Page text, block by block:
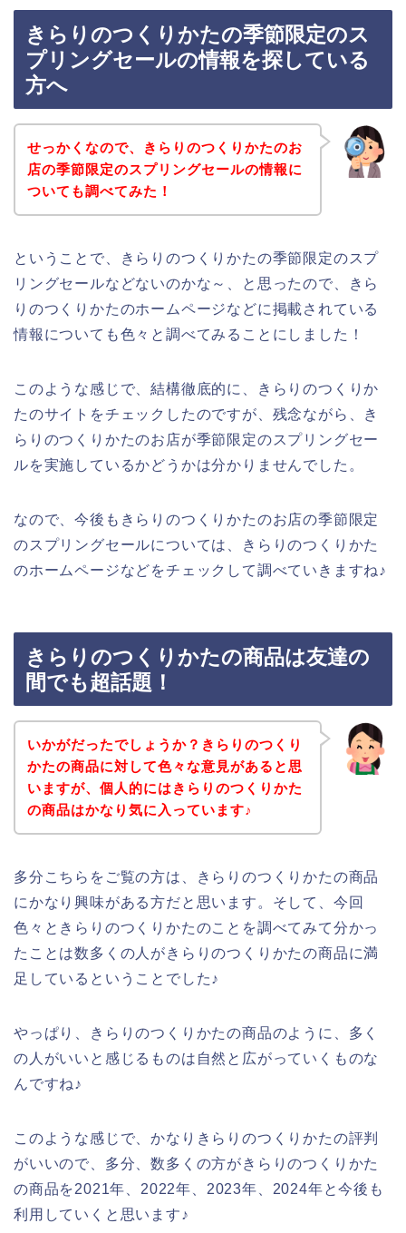
きらりのつくりかたの季節限定のス
プリングセールの情報を探している
方へ
せっかくなので、きらりのつくりかたのお
店の季節限定のスプリングセールの情報に
ついても調べてみた！
ということで、きらりのつくりかたの季節限定のスプ
リングセールなどないのかな～、と思ったので、きら
りのつくりかたのホームページなどに掲載されている
情報についても色々と調べてみることにしました！
このような感じで、結構徹底的に、きらりのつくりか
たのサイトをチェックしたのですが、残念ながら、き
らりのつくりかたのお店が季節限定のスプリングセー
ルを実施しているかどうかは分かりませんでした。
なので、今後もきらりのつくりかたのお店の季節限定
のスプリングセールについては、きらりのつくりかた
のホームページなどをチェックして調べていきますね♪
きらりのつくりかたの商品は友達の
間でも超話題！
いかがだったでしょうか？きらりのつくり
かたの商品に対して色々な意見があると思
いますが、個人的にはきらりのつくりかた
の商品はかなり気に入っています♪
多分こちらをご覧の方は、きらりのつくりかたの商品
にかなり興味がある方だと思います。そして、今回
色々ときらりのつくりかたのことを調べてみて分かっ
たことは数多くの人がきらりのつくりかたの商品に満
足しているということでした♪
やっぱり、きらりのつくりかたの商品のように、多く
の人がいいと感じるものは自然と広がっていくものな
んですね♪
このような感じで、かなりきらりのつくりかたの評判
がいいので、多分、数多くの方がきらりのつくりかた
の商品を2021年、2022年、2023年、2024年と今後も
利用していくと思います♪